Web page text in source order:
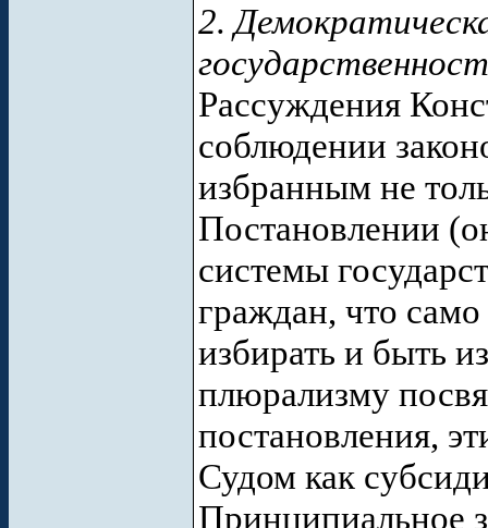
2.
Рассуждения
соблюдении
избранным не
Постановлении
системы
граждан, что само
избирать и быть
плюрализму
постановления,
Судом как
Принципиальное